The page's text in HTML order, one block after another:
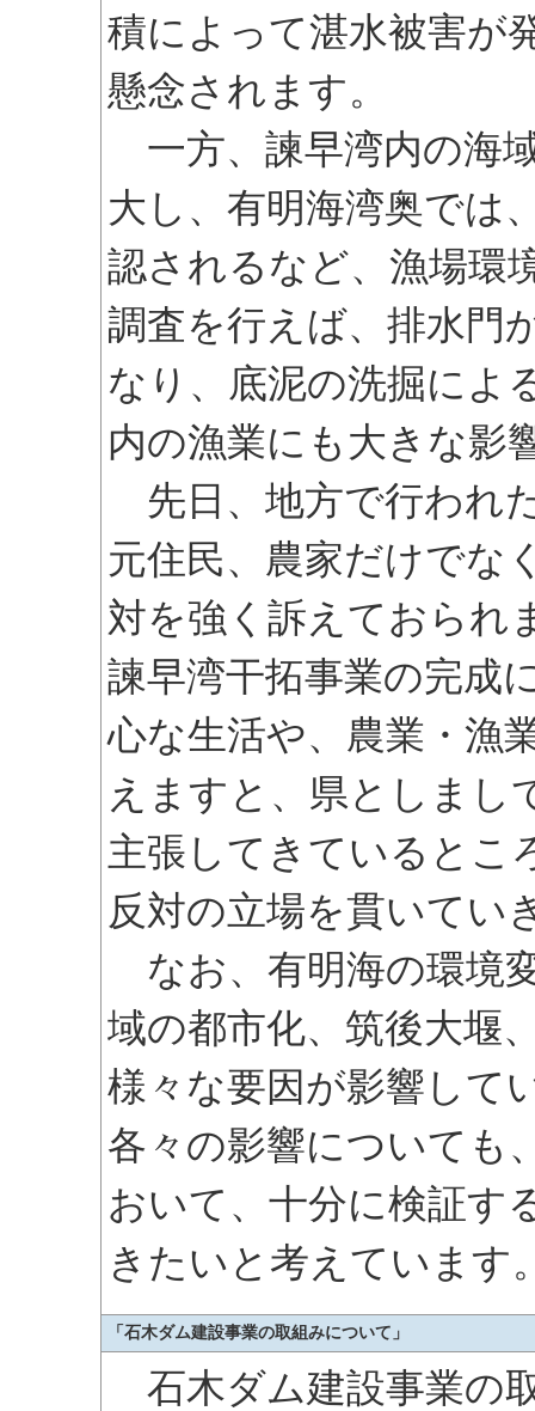
積によって湛水被害が
懸念されます。
一方、諫早湾内の海
大し、有明海湾奥では
認されるなど、漁場環
調査を行えば、排水門
なり、底泥の洗掘によ
内の漁業にも大きな影
先日、地方で行われ
元住民、農家だけでな
対を強く訴えておられ
諫早湾干拓事業の完成
心な生活や、農業・漁
えますと、県としまし
主張してきているとこ
反対の立場を貫いてい
なお、有明海の環境
域の都市化、筑後大堰
様々な要因が影響して
各々の影響についても
おいて、十分に検証す
きたいと考えています
「石木ダム建設事業の取組みについて」
石木ダム建設事業の